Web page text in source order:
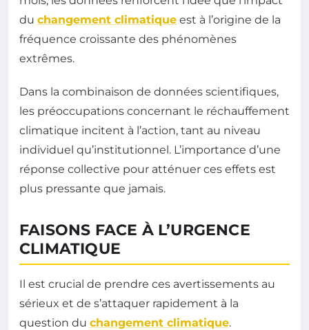
du changement climatique est à l’origine de la
fréquence croissante des phénomènes
extrêmes.
Dans la combinaison de données scientifiques,
les préoccupations concernant le réchauffement
climatique incitent à l’action, tant au niveau
individuel qu’institutionnel. L’importance d’une
réponse collective pour atténuer ces effets est
plus pressante que jamais.
FAISONS FACE À L’URGENCE
CLIMATIQUE
Il est crucial de prendre ces avertissements au
sérieux et de s’attaquer rapidement à la
question du changement climatique.